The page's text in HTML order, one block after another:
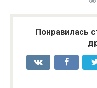
Понравилась